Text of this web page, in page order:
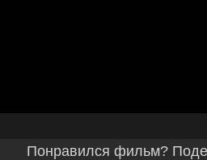
Понравился фильм?